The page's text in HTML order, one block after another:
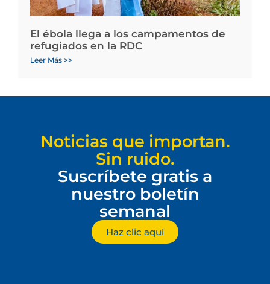
El ébola llega a los campamentos de
refugiados en la RDC
Leer Más >>
Noticias que importan.
Sin ruido.
Suscríbete gratis a
nuestro boletín
semanal
Haz clic aquí